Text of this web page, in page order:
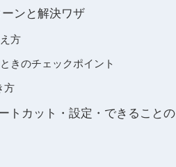
ンと解決ワザ
方
きのチェックポイント
方
トカット・設定・できることの